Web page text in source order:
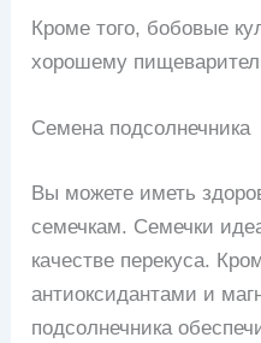
Кроме того, бобовые
хорошему
Семена подсолнечника
Вы можете иметь
семечкам. Семечки
качестве перекуса.
антиоксидантами и
подсолнечника